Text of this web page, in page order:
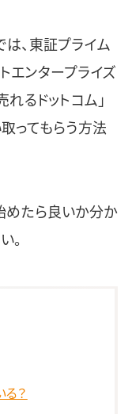
、東証プライム
エンタープライズ
るドットコム」
ってもらう方法
めたら良いか分か
。
？